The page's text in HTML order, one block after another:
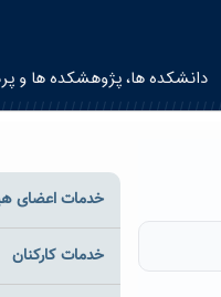
دانشکده ها، پژوهشکده ها و
خدمات اعضای
خدمات کارکنان